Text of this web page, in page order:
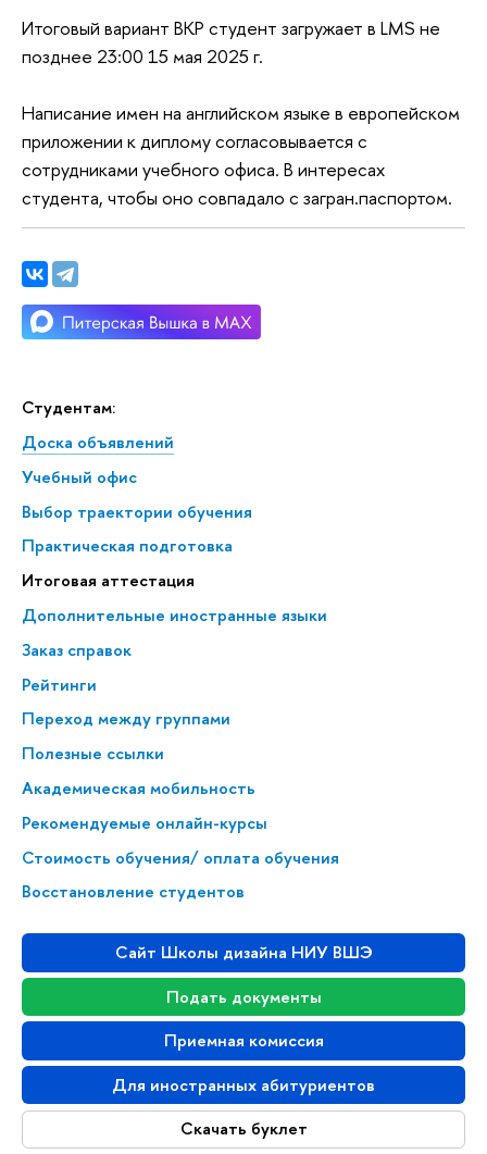
Студентам:
Доска объявлений
Учебный офис
Выбор траектории обучения
Практическая подготовка
Итоговая аттестация
Дополнительные иностранные языки
Заказ справок
Рейтинги
Переход между группами
Полезные ссылки
Академическая мобильность
Рекомендуемые онлайн-курсы
Стоимость обучения/ оплата обучения
Восстановление студентов
Сайт Школы дизайна НИУ ВШЭ
Подать документы
Приемная комиссия
Для иностранных абитуриентов
Скачать буклет
Итоговый вариант ВКР студент загружает в LMS не
позднее 23:00 15 мая 2025 г.
Написание имен на английском языке в европейском
приложении к диплому согласовывается с
сотрудниками учебного офиса. В интересах
студента, чтобы оно совпадало с загран.паспортом.